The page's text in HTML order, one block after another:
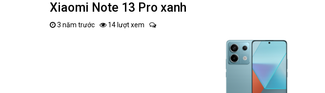
Xiaomi Note 13 Pro xanh
3 năm trước 14 lượt xem